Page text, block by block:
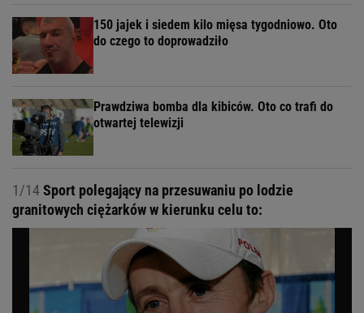
150 jajek i siedem kilo mięsa tygodniowo. Oto
do czego to doprowadziło
Prawdziwa bomba dla kibiców. Oto co trafi do
otwartej telewizji
1/14Sport polegający na przesuwaniu po lodzie
granitowych ciężarków w kierunku celu to: